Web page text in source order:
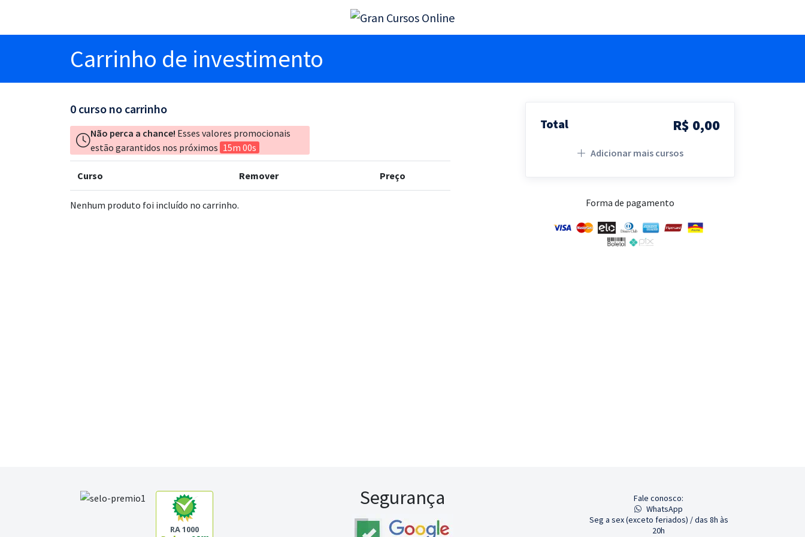
Carrinho de investimento
0 curso no carrinho
Não perca a chance! Esses valores promocionais
estão garantidos nos próximos 15m 00s
Curso Remover Preço
Nenhum produto foi incluído no carrinho.
Total R$ 0,00
Adicionar mais cursos
Forma de pagamento
RA 1000
Segurança
Fale conosco:
WhatsApp
Seg a sex (exceto feriados) / das 8h às
20h